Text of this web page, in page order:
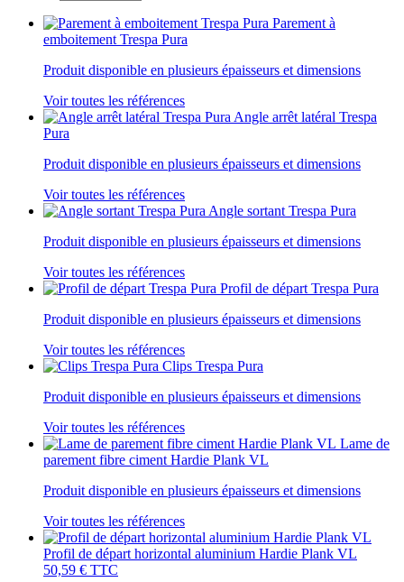
Parement à
emboitement Trespa Pura
Produit disponible en plusieurs épaisseurs et dimensions
Voir toutes les références
Angle arrêt latéral Trespa
Pura
Produit disponible en plusieurs épaisseurs et dimensions
Voir toutes les références
Angle sortant Trespa Pura
Produit disponible en plusieurs épaisseurs et dimensions
Voir toutes les références
Profil de départ Trespa Pura
Produit disponible en plusieurs épaisseurs et dimensions
Voir toutes les références
Clips Trespa Pura
Produit disponible en plusieurs épaisseurs et dimensions
Voir toutes les références
Lame de
parement fibre ciment Hardie Plank VL
Produit disponible en plusieurs épaisseurs et dimensions
Voir toutes les références
Profil de départ horizontal aluminium Hardie Plank VL
50,59 € TTC